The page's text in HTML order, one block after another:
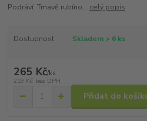
Podráví. Tmavě rubíno... celý popis
Dostupnost Skladem > 6 ks
265 Kč/ks
219 Kč bez DPH
Přidat do